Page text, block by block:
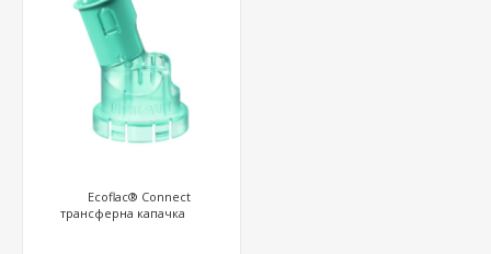
Ecoflac® Connect
трансферна капачка